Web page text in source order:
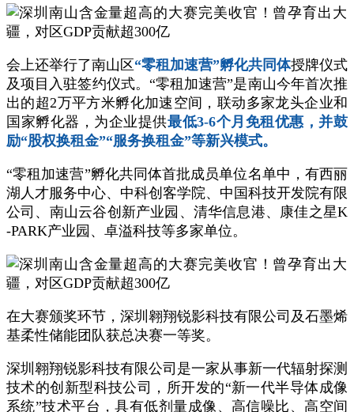
会上还举行了南山区 “零租加速营”孵化共同体授牌仪式
及项目入驻签约仪式。“零租加速营”是南山今年首次推
出的超2万平方米孵化加速空间，联动多家龙头企业和
国家孵化器，为企业提供最低3-6个月免租优惠，并鼓
励“股权换租金”“服务换租金”等新兴模式。
“零租加速营”孵化共同体首批成员单位名单中，有西丽
湖人才服务中心、中科创客学院、中国科技开发院有限
公司、南山云谷创新产业园、清华信息港、康佳之星K
-PARK产业园、卓溢科技等多家单位。
在大赛颁奖环节，深圳翱翔锐影科技有限公司及石墨烯
基柔性储能团队获总决赛一等奖。
深圳翱翔锐影科技有限公司是一家从事新一代辐射探测
技术的创新型科技公司，所开发的“新一代半导体成像
系统”技术平台，具有低剂量成像、高信噪比、高空间